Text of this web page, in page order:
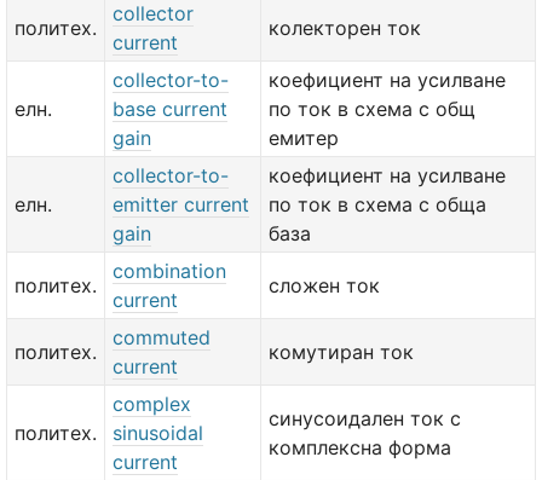
политех.
collector
current
колекторен ток
елн.
collector-to-
base current
gain
коефициент на усилване
по ток в схема с общ
емитер
елн.
collector-to-
emitter current
gain
коефициент на усилване
по ток в схема с обща
база
политех.
combination
current
сложен ток
политех.
commuted
current
комутиран ток
политех.
complex
sinusoidal
current
синусоидален ток с
комплексна форма